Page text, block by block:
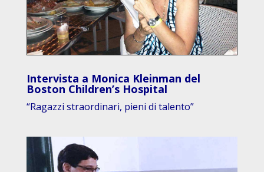
Intervista a Monica Kleinman del
Boston Children’s Hospital
“Ragazzi straordinari, pieni di talento”